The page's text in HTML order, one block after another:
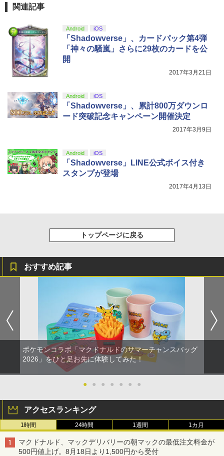
だ知らない。」4K Ultra HD Blu-ray(通
常版)【4K ULTRA HD】 [ 超平和バスタ
ーズ ]
5
ニンテンドープリペイド番号 5000円|オ
5
【純正品】DualSense ワイヤレスコン
5
【国内正規品】Thrustmaster スラスト
マスター TH8S シフター - PC、PS4、P
S5、PS5 Pro、Xbox One、Xbox Serie
窩座再来 完全生産限定版 [Blu-ray]
￥8,698
5
【Amazon.co.jp限定】劇場版モノノ怪
第三章 蛇神 (オリジナル特典:オリジナル
巾着＋メーカー特典:【坤と離】二振りの
剣、十翼より来たる！スタジオ描き下ろ
関連記事
Android iOS
「Shadowverse」、カードパック第4弾
「神々の騒嵐」さらに29枚のカードを公
開
2017年3月21日
Android iOS
「Shadowverse」、累計800万ダウンロ
ード突破記念キャンペーン開催決定
2017年3月9日
Android iOS
「Shadowverse」LINE公式ボイス付き
スタンプが登場
2017年4月13日
トップページに戻る
おすすめ記事
ポケモンコラボ「マクドナルドのサマーチャンスバッグ
2026」をひと足お先に体験してみた！
● ● ● ● ● ● ●
アクセスランキング
1時間 24時間 1週間 1カ月
マクドナルド、マックデリバリーの朝マックの最低注文料金が
500円値上げ。8月18日より1,500円から受付